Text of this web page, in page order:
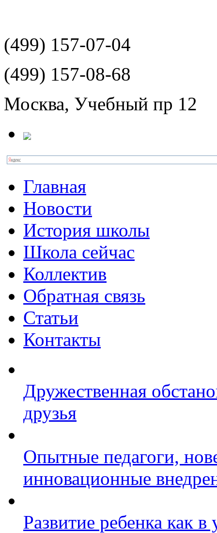
(499) 157-07-04
(499) 157-08-68
Москва, Учебный пр 12
Главная
Новости
История школы
Школа сейчас
Коллектив
Обратная связь
Статьи
Контакты
Дружественная
друзья
Опытные педагоги,
инновационные
Развитие ребенка как